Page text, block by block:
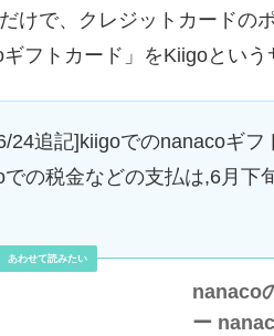
けで、クレジットカードの
フトカード」をKiigoという
24追記]kiigoでのnanacoギフ
での税金などの支払は,6月下
nanaco
ー